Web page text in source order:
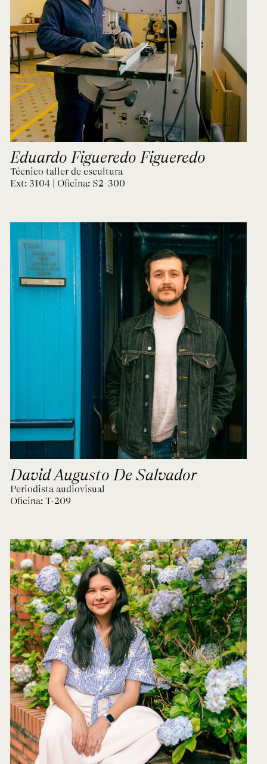
Eduardo Figueredo Figueredo
Técnico taller de escultura
Ext: 3104 | Oficina: S2-300
David Augusto De Salvador
Periodista audiovisual
Oficina: T-209